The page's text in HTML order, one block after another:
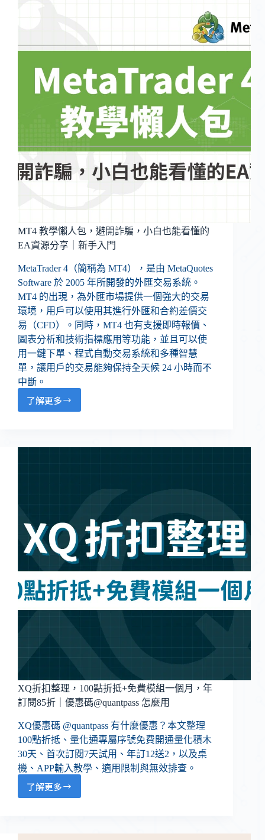
MT4 教學懶人包，避開詐騙，小白也能看懂的
EA資源分享｜新手入門
MetaTrader 4（簡稱為 MT4），是由 MetaQuotes
Software 於 2005 年所開發的外匯交易系統。
MT4 的出現，為外匯市場提供一個強大的交易
環境，用戶可以使用其進行外匯和合約差價交
易（CFD）。同時，MT4 也有支援即時報價、
圖表分析和技術指標應用等功能，並且可以使
用一鍵下單、程式自動交易系統和多種智慧
單，讓用戶的交易能夠保持全天候 24 小時而不
中斷。
了解更多
XQ折扣整理，100點折抵+免費模組一個月，年
訂閱85折｜優惠碼@quantpass 怎麼用
XQ優惠碼 @quantpass 有什麼優惠？本文整理
100點折抵、量化通專屬序號免費開通量化積木
30天、首次訂閱7天試用、年訂12送2，以及桌
機、APP輸入教學、適用限制與無效排查。
了解更多